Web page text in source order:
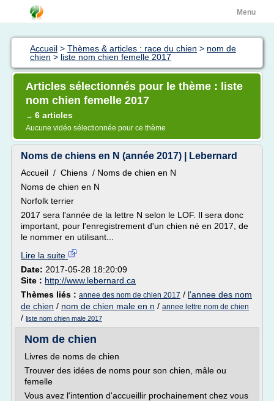
Menu
Accueil > Thèmes & articles : race du chien > nom de
chien > liste nom chien femelle 2017
Articles sélectionnés pour le thème : liste
nom chien femelle 2017
→ 6 articles
Aucune vidéo sélectionnée pour ce thème
Noms de chiens en N (année 2017) | Lebernard
Accueil / Chiens / Noms de chien en N
Noms de chien en N
Norfolk terrier
2017 sera l'année de la lettre N selon le LOF. Il sera donc
important, pour l'enregistrement d'un chien né en 2017, de
le nommer en utilisant...
Lire la suite
Date: 2017-05-28 18:20:09
Site : http://www.lebernard.ca
Thèmes liés : annee des nom de chien 2017 / l'annee des nom
de chien / nom de chien male en n / annee lettre nom de chien
/ liste nom chien male 2017
Nom de chien
Livres de noms de chien
Trouver des idées de noms pour son chien, mâle ou
femelle
Vous avez l'intention d'accueillir prochainement chez vous